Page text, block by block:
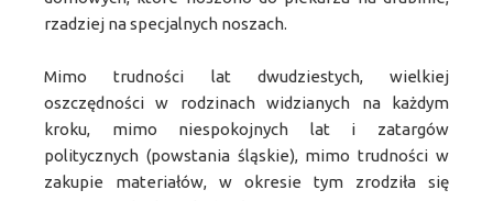
rzadziej na specjalnych noszach.
Mimo trudności lat dwudziestych, wielkiej
oszczędności w rodzinach widzianych na każdym
kroku, mimo niespokojnych lat i zatargów
politycznych (powstania śląskie), mimo trudności w
zakupie materiałów, w okresie tym zrodziła się